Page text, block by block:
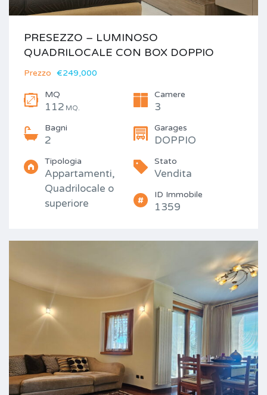
PRESEZZO – LUMINOSO
QUADRILOCALE CON BOX DOPPIO
Prezzo €249,000
MQ
112 MQ.
Camere
3
Bagni
2
Garages
DOPPIO
Tipologia
Appartamenti,
Quadrilocale o
superiore
Stato
Vendita
ID Immobile
1359